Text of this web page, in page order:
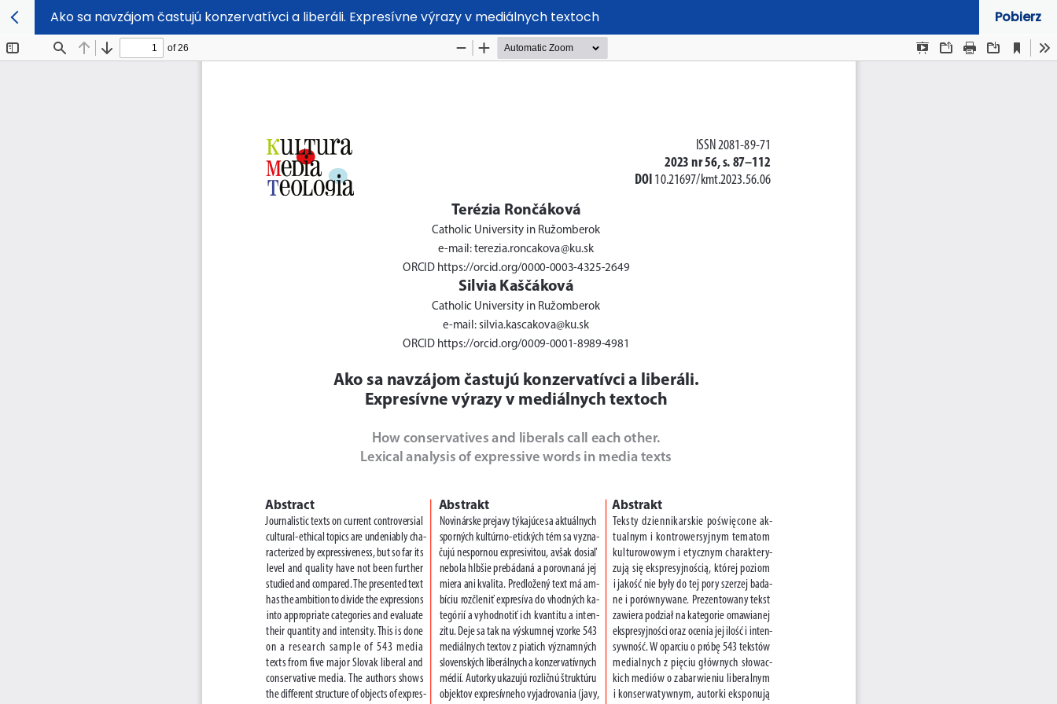
Ako sa navzájom častujú konzervatívci a liberáli. Expresívne výrazy v mediálnych textoch Pobierz